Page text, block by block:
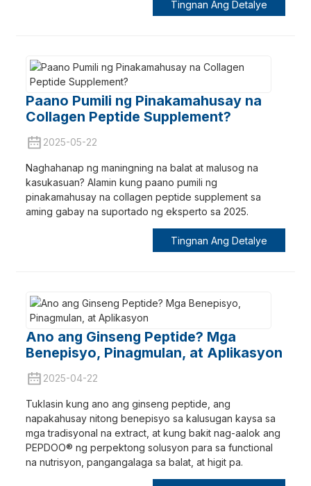
Tingnan Ang Detalye
Paano Pumili ng Pinakamahusay na
Collagen Peptide Supplement?
2025-05-22
Naghahanap ng maningning na balat at malusog na
kasukasuan? Alamin kung paano pumili ng
pinakamahusay na collagen peptide supplement sa
aming gabay na suportado ng eksperto sa 2025.
Tingnan Ang Detalye
Ano ang Ginseng Peptide? Mga
Benepisyo, Pinagmulan, at Aplikasyon
2025-04-22
Tuklasin kung ano ang ginseng peptide, ang
napakahusay nitong benepisyo sa kalusugan kaysa sa
mga tradisyonal na extract, at kung bakit nag-aalok ang
PEPDOO® ng perpektong solusyon para sa functional
na nutrisyon, pangangalaga sa balat, at higit pa.